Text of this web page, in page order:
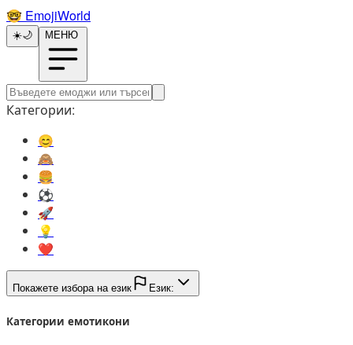
🤓️ EmojiWorld
☀️🌙 МЕНЮ
Категории:
😊️
🙈️
🍔️
⚽️
🚀️
💡️
❤️
Покажете избора на език Език:
Категории емотикони